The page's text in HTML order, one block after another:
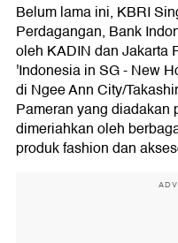
Belum lama ini, KBRI
Perdagangan, Bank
oleh KADIN dan Jakarta
'Indonesia in SG - New
di Ngee Ann City/
Pameran yang diadakan
dimeriahkan oleh
produk fashion dan